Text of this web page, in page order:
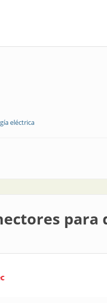
eléctrica
y telecomunicaciones
para